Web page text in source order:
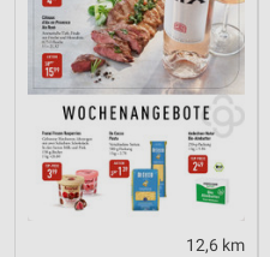
12,6 km